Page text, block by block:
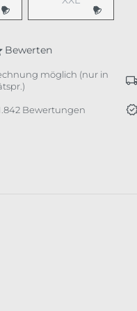
Option ist zurzeit nicht(Diese Option
Bewerten
möglich (nur in
Bewertungen